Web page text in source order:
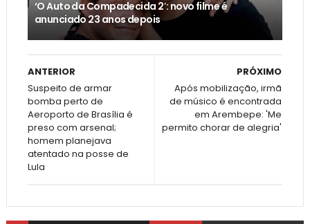
‘O Auto da Compadecida 2′: novo filme é
anunciado 23 anos depois
PRÓXIMO
Após mobilização, irmã
de músico é encontrada
em Arembepe: 'Me
permito chorar de alegria'
ANTERIOR
Suspeito de armar
bomba perto de
Aeroporto de Brasília é
preso com arsenal;
homem planejava
atentado na posse de
Lula